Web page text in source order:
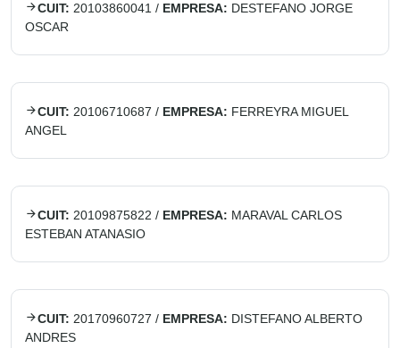
CUIT: 20103860041 / EMPRESA: DESTEFANO JORGE
OSCAR
CUIT: 20106710687 / EMPRESA: FERREYRA MIGUEL
ANGEL
CUIT: 20109875822 / EMPRESA: MARAVAL CARLOS
ESTEBAN ATANASIO
CUIT: 20170960727 / EMPRESA: DISTEFANO ALBERTO
ANDRES